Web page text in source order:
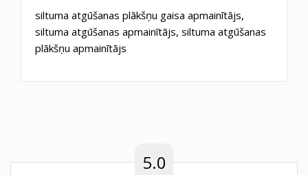
siltuma atgūšanas plākšņu gaisa apmainītājs,
siltuma atgūšanas apmainītājs, siltuma atgūšanas
plākšņu apmainītājs
5.0